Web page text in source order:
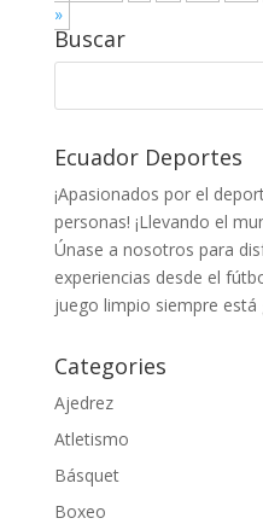
»
Buscar
Ecuador Deportes
¡Apasionados por el
personas! ¡Llevando el
Únase a nosotros para
experiencias desde el
juego limpio siempre está
Categories
Ajedrez
Atletismo
Básquet
Boxeo